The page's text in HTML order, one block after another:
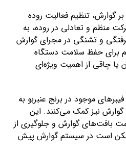
گوارش، تنظیم فعالیت روده
منظم و تعادلی در روده، به
و تشنگی در مجرای گوارش
برای حفظ سلامت دستگاه
یا چاقی از اهمیت ویژه‌ای
موجود در برنج عنبربو به
نیز کمک می‌کنند. این
بافت‌های گوارش و جلوگیری از
است در سیستم گوارش پیش